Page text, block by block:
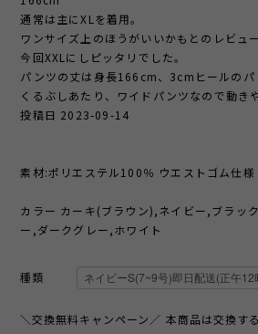
通常は主にXLを着用。
ワンサイズ上のほうがいいかもとのレビュ
今回XXLにしピッタリでした。
パンツの丈は身長166cm、3cmヒールの
くるぶしあたり、ワイドパンツなので動き
投稿日 2023-09-14
素材:ポリエステル100％ ウエストゴム仕様
カラー カーキ(ブラウン),ネイビー,ブラッ
ー,ダークグレー,ホワイト
種類
＼交換無料キャンペーン／ 本商品は交換す